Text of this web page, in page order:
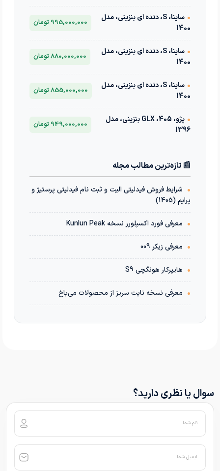
•
ساینا، S، دنده ای بنزینی، مدل
1400
995,000,000 تومان
•
ساینا، S، دنده ای بنزینی، مدل
1400
880,000,000 تومان
•
ساینا، S، دنده ای بنزینی، مدل
1400
855,000,000 تومان
•
پژو، 405، GLX بنزینی، مدل
1396
949,000,000 تومان
📰 تازه‌ترین مطالب مجله
• شرایط فروش فیدلیتی الیت و ثبت نام فیدلیتی پرستیژ و
پرایم (1405)
• معرفی فورد اکسپلورر نسخه Kunlun Peak
• معرفی زیکر 009
• هایپرکار هونگچی S9
• معرفی نسخه نایت سریز از محصولات می‌باخ
سوال یا نظری دارید؟
نام شما
ایمیل شما